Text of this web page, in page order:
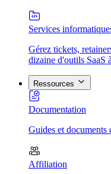
Services
Gérez tickets,
dizaine d'outils SaaS
Ressources
Documentation
Guides et documents
Affiliation